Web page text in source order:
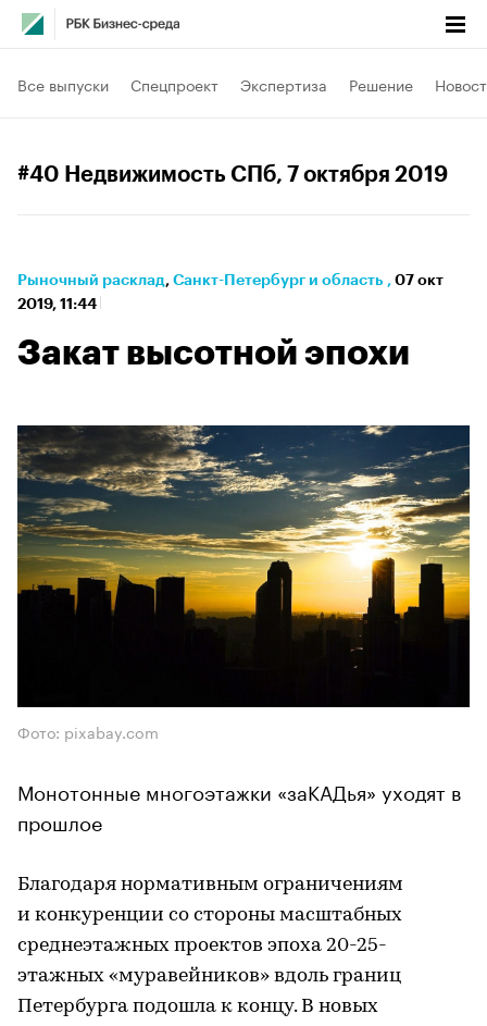
Все выпуски Спецпроект Экспертиза Решение
#40 Недвижимость СПб, 7 октября 2019
Рыночный расклад⁠, Санкт-Петербург и область , 07 окт
2019, 11:44
Закат высотной эпохи
Фото: pixabay.com
Монотонные многоэтажки «заКАДья» уходят в
прошлое
Благодаря нормативным ограничениям
и конкуренции со стороны масштабных
среднеэтажных проектов эпоха 20-25-
этажных «муравейников» вдоль границ
Петербурга подошла к концу. В новых